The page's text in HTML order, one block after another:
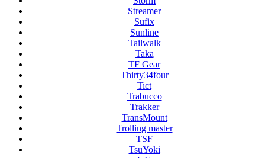
Streamer
Sufix
Sunline
Tailwalk
Taka
TF Gear
Thirty34four
Tict
Trabucco
Trakker
TransMount
Trolling master
TSF
TsuYoki